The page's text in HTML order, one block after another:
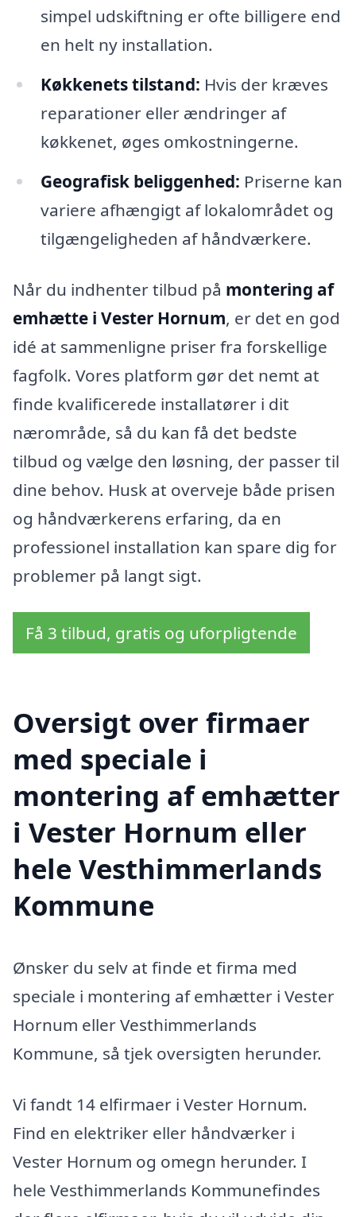
simpel udskiftning er ofte billigere end
en helt ny installation.
Køkkenets tilstand: Hvis der kræves
reparationer eller ændringer af
køkkenet, øges omkostningerne.
Geografisk beliggenhed: Priserne kan
variere afhængigt af lokalområdet og
tilgængeligheden af håndværkere.
Når du indhenter tilbud på montering af
emhætte i Vester Hornum, er det en god
idé at sammenligne priser fra forskellige
fagfolk. Vores platform gør det nemt at
finde kvalificerede installatører i dit
nærområde, så du kan få det bedste
tilbud og vælge den løsning, der passer til
dine behov. Husk at overveje både prisen
og håndværkerens erfaring, da en
professionel installation kan spare dig for
problemer på langt sigt.
Få 3 tilbud, gratis og uforpligtende
Oversigt over firmaer
med speciale i
montering af emhætter
i Vester Hornum eller
hele Vesthimmerlands
Kommune
Ønsker du selv at finde et firma med
speciale i montering af emhætter i Vester
Hornum eller Vesthimmerlands
Kommune, så tjek oversigten herunder.
Vi fandt 14 elfirmaer i Vester Hornum.
Find en elektriker eller håndværker i
Vester Hornum og omegn herunder. I
hele Vesthimmerlands Kommunefindes